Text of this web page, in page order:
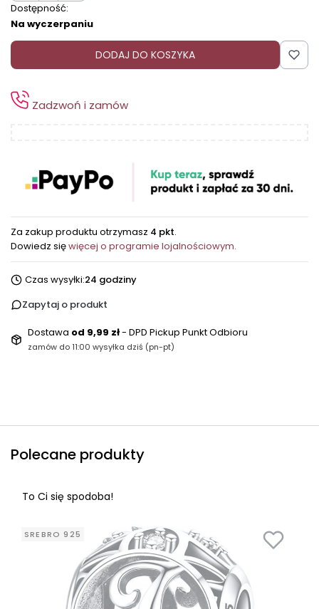
Dostępność:
Na wyczerpaniu
DODAJ DO KOSZYKA
Zadzwoń i zamów
Za zakup produktu otrzymasz 4 pkt.
Dowiedz sięwięcej o programie lojalnościowym.
Czas wysyłki:24 godziny
Zapytaj o produkt
Dostawa od 9,99 zł- DPD Pickup Punkt Odbioru
zamów do 11:00 wysyłka dziś (pn-pt)
Polecane produkty
To Ci się spodoba!
SREBRO 925